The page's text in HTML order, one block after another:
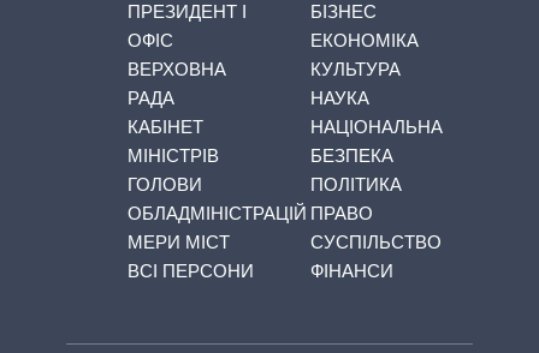
ПРЕЗИДЕНТ І
ОФІС
ВЕРХОВНА
РАДА
КАБІНЕТ
МІНІСТРІВ
ГОЛОВИ
ОБЛАДМІНІСТРАЦІЙ
МЕРИ МІСТ
ВСІ ПЕРСОНИ
БІЗНЕС
ЕКОНОМІКА
КУЛЬТУРА
НАУКА
НАЦІОНАЛЬНА
БЕЗПЕКА
ПОЛІТИКА
ПРАВО
СУСПІЛЬСТВО
ФІНАНСИ